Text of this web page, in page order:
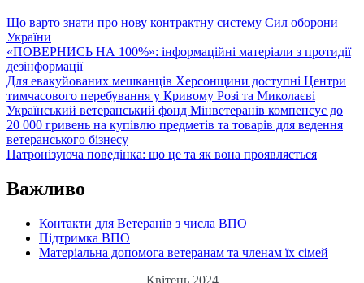
Що варто знати про нову контрактну систему Сил оборони
України
«ПОВЕРНИСЬ НА 100%»: інформаційні матеріали з протидії
дезінформації
Для евакуйованих мешканців Херсонщини доступні Центри
тимчасового перебування у Кривому Розі та Миколаєві
Український ветеранський фонд Мінветеранів компенсує до
20 000 гривень на купівлю предметів та товарів для ведення
ветеранського бізнесу
Патронізуюча поведінка: що це та як вона проявляється
Важливо
Контакти для Ветеранів з числа ВПО
Підтримка ВПО
Матеріальна допомога ветеранам та членам їх сімей